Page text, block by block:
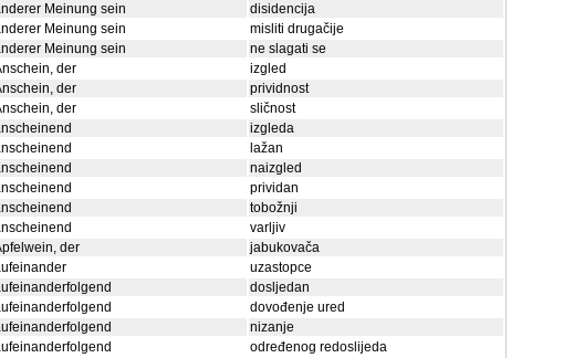
Meinung sein
disidencija
Meinung sein
misliti drugačije
Meinung sein
ne slagati se
der
izgled
der
prividnost
der
sličnost
izgleda
lažan
naizgled
prividan
tobožnji
varljiv
der
jabukovača
uzastopce
dosljedan
dovođenje ured
nizanje
određenog redoslijeda